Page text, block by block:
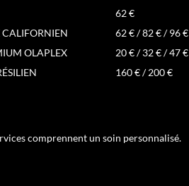
62 €
CALIFORNIEN
62 € / 82 € / 96 €
OLAPLEX
20 € / 32 € / 47 €
160 € / 200 €
comprennent un soin personnalisé.